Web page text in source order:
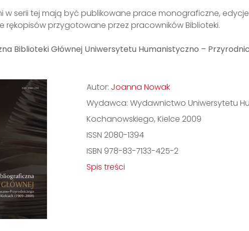
w serii tej mają być publikowane prace monograficzne,
rękopisów przygotowane przez pracowników Biblioteki.
Biblioteki Głównej Uniwersytetu Humanistyczno –
Autor: Joanna Nowak
Wydawca: Wydawnictwo Uniwersytetu
Kochanowskiego, Kielce 2009
ISSN 2080-1394
ISBN 978-83-7133-425-2
Spis treści